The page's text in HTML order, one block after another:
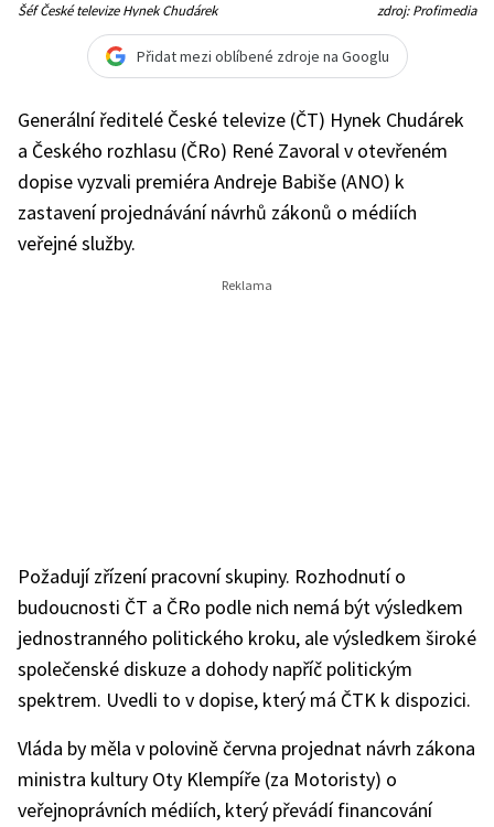
Šéf České televize Hynek Chudárek zdroj: Profimedia
Přidat mezi oblíbené zdroje na Googlu
Generální ředitelé České televize (ČT) Hynek Chudárek
a Českého rozhlasu (ČRo) René Zavoral v otevřeném
dopise vyzvali premiéra Andreje Babiše (ANO) k
zastavení projednávání návrhů zákonů o médiích
veřejné služby.
Požadují zřízení pracovní skupiny. Rozhodnutí o
budoucnosti ČT a ČRo podle nich nemá být výsledkem
jednostranného politického kroku, ale výsledkem široké
společenské diskuze a dohody napříč politickým
spektrem. Uvedli to v dopise, který má ČTK k dispozici.
Vláda by měla v polovině června projednat návrh zákona
ministra kultury Oty Klempíře (za Motoristy) o
veřejnoprávních médiích, který převádí financování